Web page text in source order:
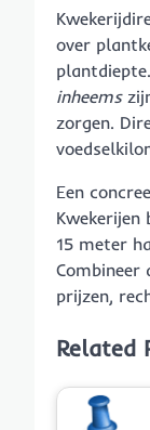
over
inheems
zorgen.
Een
Kwekerijen
15 meter
Combineer
prijzen,
Related